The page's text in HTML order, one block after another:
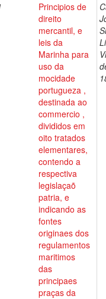
Principios de
direito
mercantil, e
leis da
Marinha para
uso da
mocidade
portugueza ,
destinada ao
commercio ,
divididos em
oito tratados
elementares,
contendo a
respectiva
legislaçaõ
patria, e
indicando as
fontes
originaes dos
regulamentos
maritimos
das
principaes
praças da